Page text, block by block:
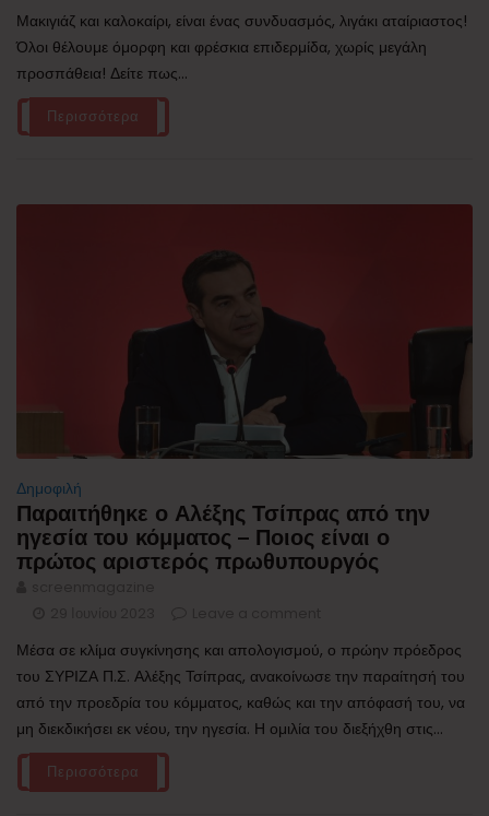
Μακιγιάζ και καλοκαίρι, είναι ένας συνδυασμός, λιγάκι αταίριαστος!
Όλοι θέλουμε όμορφη και φρέσκια επιδερμίδα, χωρίς μεγάλη
προσπάθεια! Δείτε πως...
Περισσότερα
Δημοφιλή
Παραιτήθηκε ο Αλέξης Τσίπρας από την
ηγεσία του κόμματος – Ποιος είναι ο
πρώτος αριστερός πρωθυπουργός
Μέσα σε κλίμα συγκίνησης και απολογισμού, ο πρώην πρόεδρος
του ΣΥΡΙΖΑ Π.Σ. Αλέξης Τσίπρας, ανακοίνωσε την παραίτησή του
από την προεδρία του κόμματος, καθώς και την απόφασή του, να
μη διεκδικήσει εκ νέου, την ηγεσία. Η ομιλία του διεξήχθη στις...
Περισσότερα